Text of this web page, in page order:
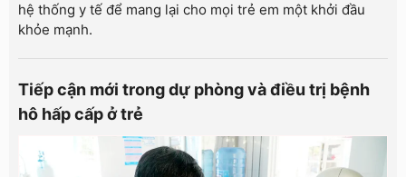
hệ thống y tế để mang lại cho mọi trẻ em một khởi đầu
khỏe mạnh.
Tiếp cận mới trong dự phòng và điều trị bệnh
hô hấp cấp ở trẻ